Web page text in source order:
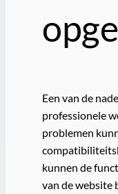
Een van de
professionele
problemen
kunnen de
van de website